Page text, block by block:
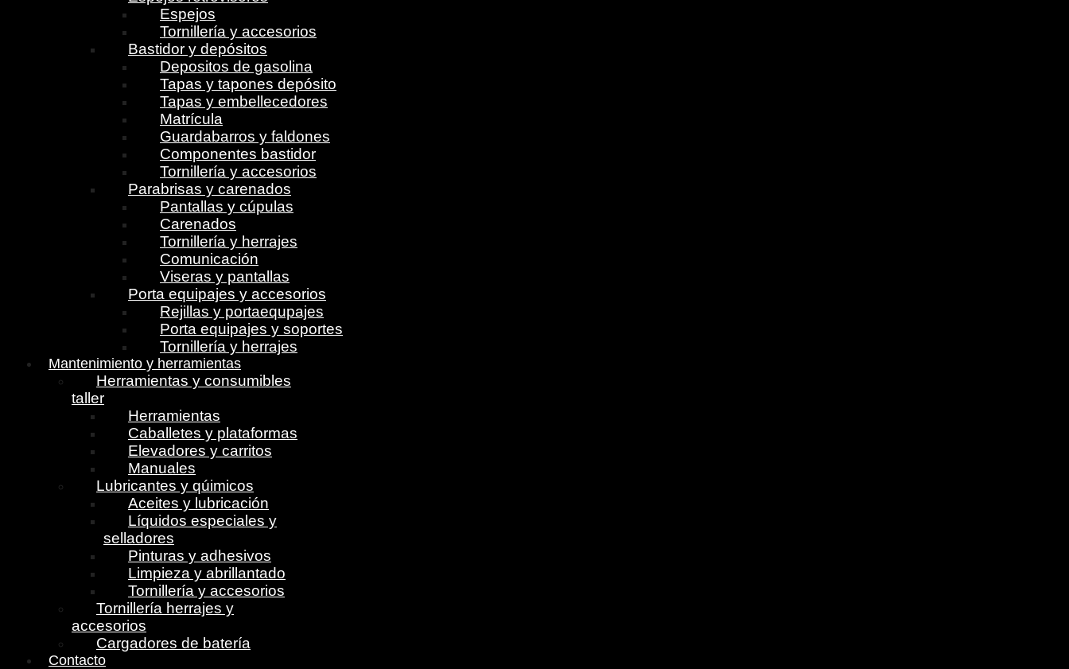
Espejos
Tornillería y accesorios
Bastidor y depósitos
Depositos de gasolina
Tapas y tapones depósito
Tapas y embellecedores
Matrícula
Guardabarros y faldones
Componentes bastidor
Tornillería y accesorios
Parabrisas y carenados
Pantallas y cúpulas
Carenados
Tornillería y herrajes
Comunicación
Viseras y pantallas
Porta equipajes y accesorios
Rejillas y portaequpajes
Porta equipajes y soportes
Tornillería y herrajes
Mantenimiento y herramientas
Herramientas y consumibles
taller
Herramientas
Caballetes y plataformas
Elevadores y carritos
Manuales
Lubricantes y qúimicos
Aceites y lubricación
Líquidos especiales y
selladores
Pinturas y adhesivos
Limpieza y abrillantado
Tornillería y accesorios
Tornillería herrajes y
accesorios
Cargadores de batería
Contacto